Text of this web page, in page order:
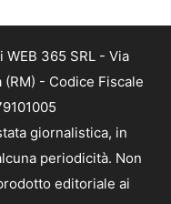
365 SRL - Via
(RM) - Codice Fiscale
giornalistica, in
periodicità. Non
editoriale ai